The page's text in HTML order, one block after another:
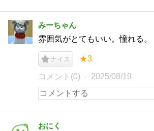
みーちゃん
雰囲気がとてもいい。憧れる。
ナイス ★3
コメント(0) 2025/08/19
おにく